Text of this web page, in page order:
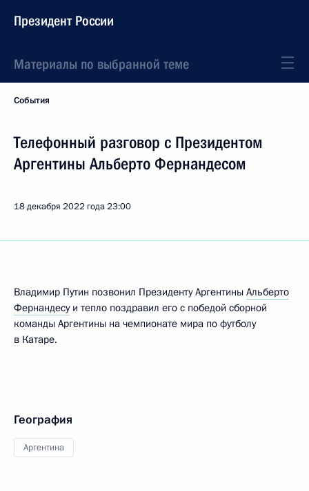
Президент России
Материалы по выбранной теме
События
Телефонный разговор с Президентом
Аргентины Альберто Фернандесом
18 декабря 2022 года23:00
Владимир Путин позвонил Президенту Аргентины Альберто
Фернандесуи тепло поздравил его с победой сборной
команды Аргентины на чемпионате мира по футболу
в Катаре.
География
Аргентина